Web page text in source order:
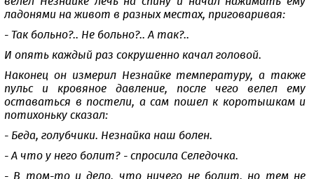
ладонями на живот в разных местах, приговаривая:
- Так больно?.. Не больно?.. А так?..
И опять каждый раз сокрушенно качал головой.
Наконец он измерил Незнайке температуру, а также
пульс и кровяное давление, после чего велел ему
оставаться в постели, а сам пошел к коротышкам и
потихоньку сказал:
- Беда, голубчики. Незнайка наш болен.
- А что у него болит? - спросила Селедочка.
- В том-то и дело, что ничего не болит, но тем не